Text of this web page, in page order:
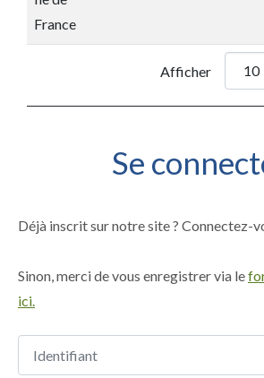
Se
Déjà inscrit sur notre site ? Connectez-
Sinon, merci de vous enregistrer via le
ici.
Afficher
France